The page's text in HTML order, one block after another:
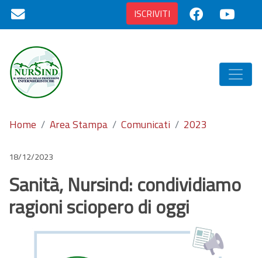
ISCRIVITI
Home Area Stampa Comunicati 2023
18/12/2023
Sanità, Nursind: condividiamo
ragioni sciopero di oggi